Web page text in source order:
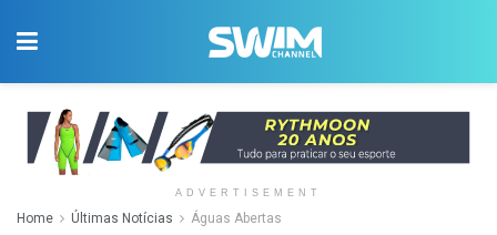
ADVERTISEMENT
Home Últimas Notícias Águas Abertas